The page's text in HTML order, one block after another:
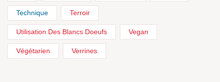
Technique Terroir
Utilisation Des Blancs Doeufs Vegan
Végétarien Verrines